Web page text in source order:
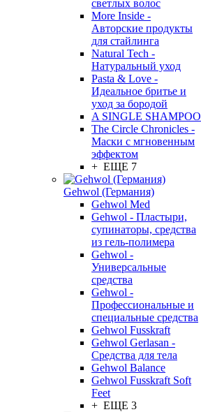
светлых волос
More Inside -
Авторские продукты
для стайлинга
Natural Tech -
Натуральный уход
Pasta & Love -
Идеальное бритье и
уход за бородой
A SINGLE SHAMPOO
The Circle Chronicles -
Маски с мгновенным
эффектом
+ ЕЩЕ 7
Gehwol (Германия)
Gehwol Med
Gehwol - Пластыри,
супинаторы, средства
из гель-полимера
Gehwol -
Универсальные
средства
Gehwol -
Профессиональные и
специальные средства
Gehwol Fusskraft
Gehwol Gerlasan -
Средства для тела
Gehwol Balance
Gehwol Fusskraft Soft
Feet
+ ЕЩЕ 3